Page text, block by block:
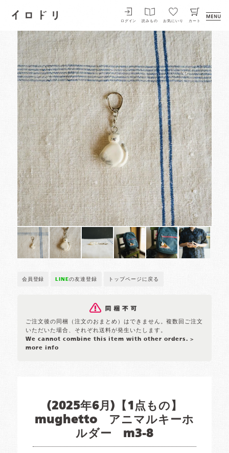
イロドリ
ログイン 読みもの お気にいり カート
会員登録 LINEの友達登録 トップページに戻る
ご注文後の同梱（注文のおまとめ）はできません。複数回ご注文
いただいた場合、それぞれ送料が発生いたします。
We cannot combine this item with other orders. >
more info
(2025年6月)【1点もの】
mughetto アニマルキーホ
ルダー m3-8